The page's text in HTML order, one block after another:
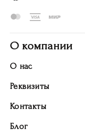
О компании
О нас
Реквизиты
Контакты
Блог